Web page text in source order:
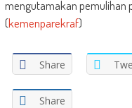
mengutamakan pemulihan
(kemenparekraf)
Share
Share